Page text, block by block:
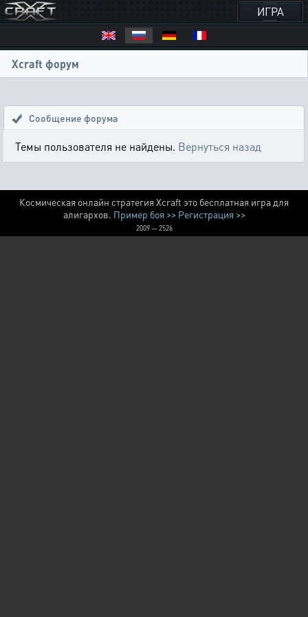
ИГРА
Xcraft форум
Сообщение форума
Темы пользователя не найдены. Вернуться назад
Космическая онлайн стратегия Xcraft это бесплатная игра для
алигархов. Пример боя >> Регистрация >>
2009 — 2526